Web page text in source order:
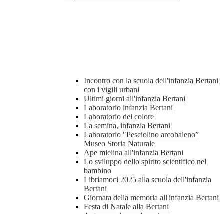
Incontro con la scuola dell'infanzia Bertani
con i vigili urbani
Ultimi giorni all'infanzia Bertani
Laboratorio infanzia Bertani
Laboratorio del colore
La semina, infanzia Bertani
Laboratorio "Pesciolino arcobaleno”
Museo Storia Naturale
Ape mielina all'infanzia Bertani
Lo sviluppo dello spirito scientifico nel
bambino
Libriamoci 2025 alla scuola dell'infanzia
Bertani
Giornata della memoria all'infanzia Bertani
Festa di Natale alla Bertani